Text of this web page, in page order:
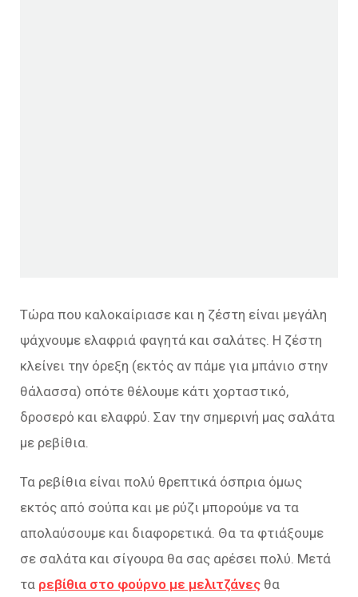
Τώρα που καλοκαίριασε και η ζέστη είναι μεγάλη
ψάχνουμε ελαφριά φαγητά και σαλάτες. Η ζέστη
κλείνει την όρεξη (εκτός αν πάμε για μπάνιο στην
θάλασσα) οπότε θέλουμε κάτι χορταστικό,
δροσερό και ελαφρύ. Σαν την σημερινή μας σαλάτα
με ρεβίθια.
Τα ρεβίθια είναι πολύ θρεπτικά όσπρια όμως
εκτός από σούπα και με ρύζι μπορούμε να τα
απολαύσουμε και διαφορετικά. Θα τα φτιάξουμε
σε σαλάτα και σίγουρα θα σας αρέσει πολύ. Μετά
τα ρεβίθια στο φούρνο με μελιτζάνες θα